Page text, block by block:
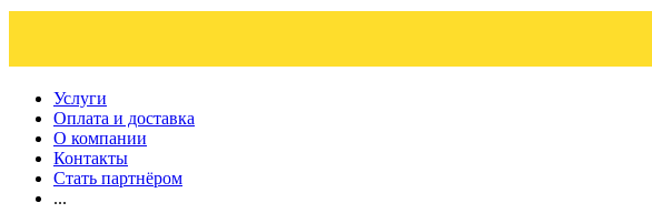
Услуги
Оплата и доставка
О компании
Контакты
Стать партнёром
...